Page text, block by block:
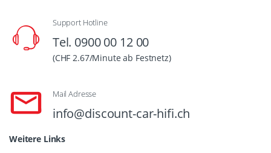
Support Hotline
Tel. 0900 00 12 00
(CHF 2.67/Minute ab Festnetz)
Mail Adresse
info@discount-car-hifi.ch
Weitere Links